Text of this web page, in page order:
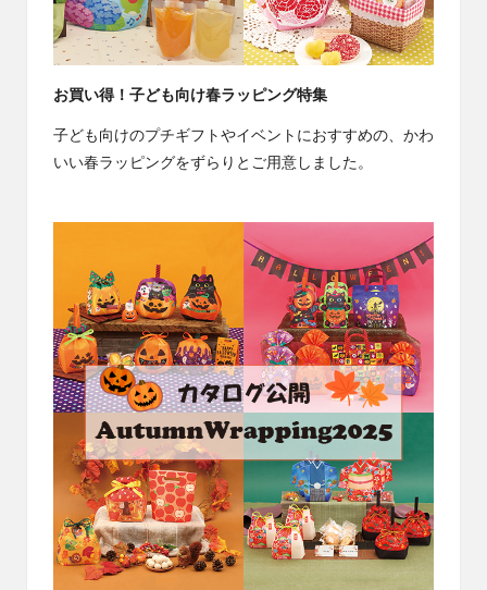
お買い得！子ども向け春ラッピング特集
子ども向けのプチギフトやイベントにおすすめの、かわ
いい春ラッピングをずらりとご用意しました。